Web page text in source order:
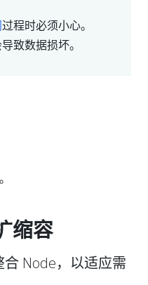
过程时必须小心。
致数据损坏。
。
缩容
Node，以适应需